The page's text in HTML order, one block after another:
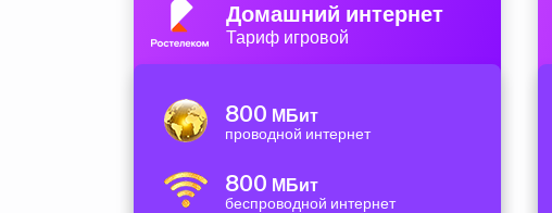
Домашний интернет
Тариф игровой
800 МБит
проводной интернет
800 МБит
беспроводной интернет